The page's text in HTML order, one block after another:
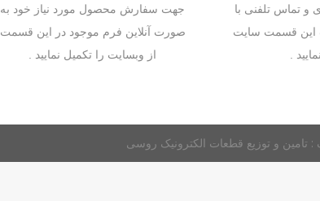
جهت سفارش محصول مورد نیاز خود به
صورت آنلاین فرم موجود در این قسمت
از وبسایت را تکمیل نمایید .
تماس تلفنی با
این قسمت سایت
.
: تامین و توزیع قطعات الکترونیک روسی